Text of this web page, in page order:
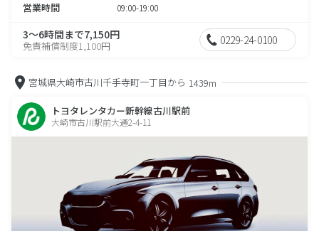
営業時間 09:00-19:00
3～6時間まで7,150円
免責補償制度1,100円 0229-24-0100
宮城県大崎市古川千手寺町一丁目から 1439m
トヨタレンタカー新幹線古川駅前
大崎市古川駅前大通2-4-11